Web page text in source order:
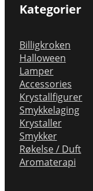
Kategorier
Billigkroken
Halloween
Lamper
Accessories
Krystallfigurer
Smykkelaging
Krystaller
Smykker
Røkelse / Duft
Aromaterapi